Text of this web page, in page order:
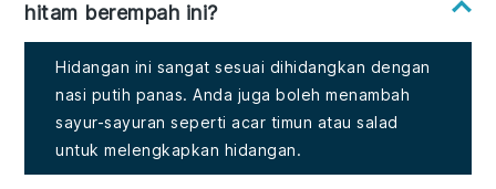
hitam berempah ini?
Hidangan ini sangat sesuai dihidangkan dengan
nasi putih panas. Anda juga boleh menambah
sayur-sayuran seperti acar timun atau salad
untuk melengkapkan hidangan.